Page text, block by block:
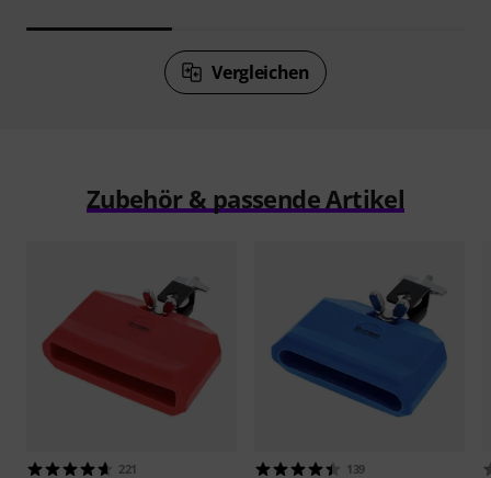
Vergleichen
Zubehör & passende Artikel
221 139